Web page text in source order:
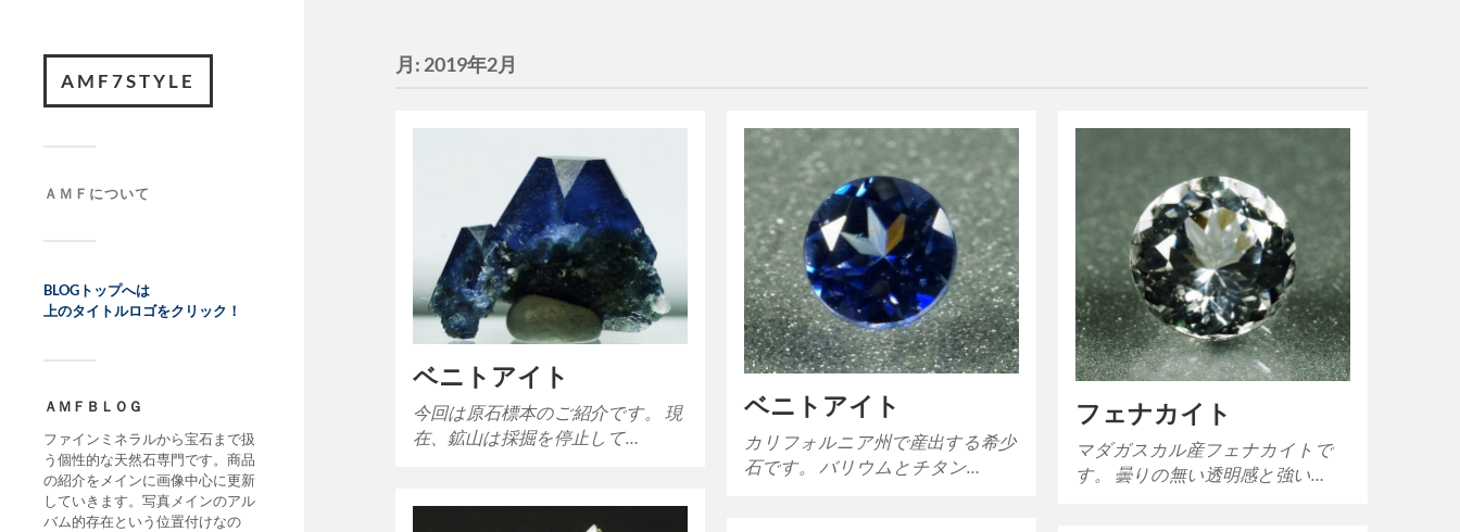
AMF7STYLE
ＡＭＦについて
BLOGトップへは
上のタイトルロゴをクリック！
ＡＭＦＢＬＯＧ
ファインミネラルから宝石まで扱
う個性的な天然石専門です。商品
の紹介をメインに画像中心に更新
していきます。写真メインのアル
バム的存在という位置付けなの
月: 2019年2月
ベニトアイト
今回は原石標本のご紹介です。 現
在、鉱山は採掘を停止して…
ベニトアイト
カリフォルニア州で産出する希少
石です。 バリウムとチタン…
フェナカイト
マダガスカル産フェナカイトで
す。 曇りの無い透明感と強い…